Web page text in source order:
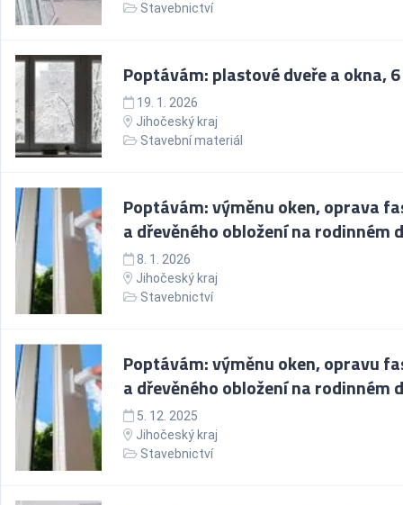
Stavebnictví
Poptávám: plastové dveře a okna,
19. 1. 2026
Jihočeský kraj
Stavební materiál
Poptávám: výměnu oken, oprava
a dřevěného obložení na rodinném
8. 1. 2026
Jihočeský kraj
Stavebnictví
Poptávám: výměnu oken, opravu
a dřevěného obložení na rodinném
5. 12. 2025
Jihočeský kraj
Stavebnictví